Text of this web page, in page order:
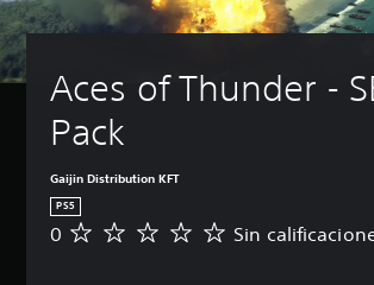
Aces of Thunder -
Pack
Gaijin Distribution KFT
PS5
S
0 Sin